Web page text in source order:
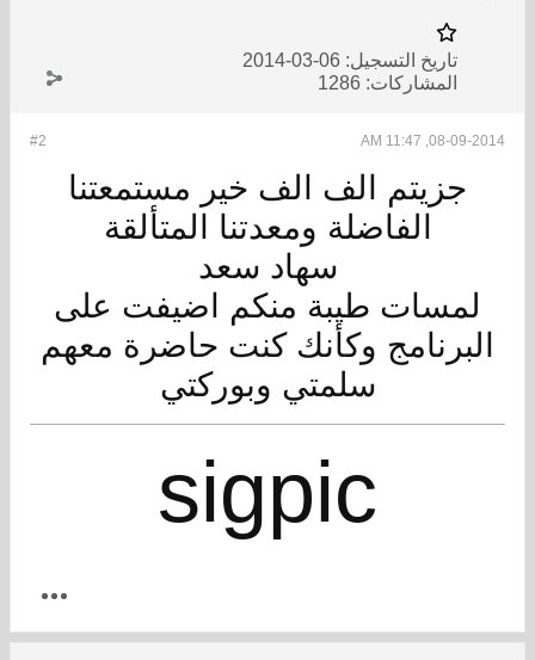
تاريخ التسجيل: 06-03-2014
المشاركات: 1286
#2 08-09-2014, 11:47 AM
جزيتم الف الف خير مستمعتنا
الفاضلة ومعدتنا المتألقة
سهاد سعد
لمسات طيبة منكم اضيفت على
البرنامج وكأنك كنت حاضرة معهم
سلمتي وبوركتي
sigpic